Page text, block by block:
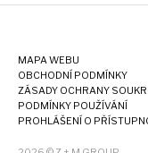
MAPA WEBU
OBCHODNÍ PODMÍNKY
ZÁSADY OCHRANY
PODMÍNKY POUŽÍVÁNÍ
PROHLÁŠENÍ O